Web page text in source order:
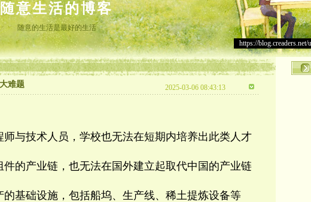
随意生活的博客
随意的生活是最好的生活
https://blog.creaders.net/
难题 2025-03-06 08:43:13
师与技术人员，学校也无法在短期内培养出此类人才
件的产业链，也无法在国外建立起取代中国的产业链
的基础设施，包括船坞、生产线、稀土提炼设备等